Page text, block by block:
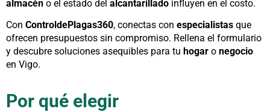
almacén o el estado del alcantarillado influyen en el costo.
Con ControldePlagas360, conectas con especialistas que
ofrecen presupuestos sin compromiso. Rellena el formulario
y descubre soluciones asequibles para tu hogar o negocio
en Vigo.
Por qué elegir